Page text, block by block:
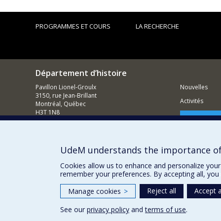
PROGRAMMES ET COURS LA RECHERCHE
Département d’histoire
Pavillon Lionel-Groulx
3150, rue Jean-Brillant
Montréal, Québec
H3T 1N8
Nouvelles
Activités
Comment
Terms of use Cookie Settings
UdeM understands the importance
Cookies allow us to enhance and personalize
remember your preferences. By accepting all,
Manage cookies > Reject all
Accept
See our privacy policy andterms of use.